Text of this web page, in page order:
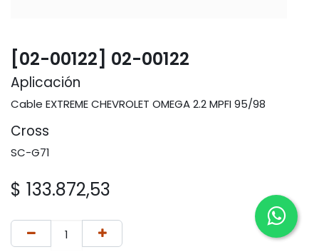
[02-00122] 02-00122
Aplicación
Cable EXTREME CHEVROLET OMEGA 2.2 MPFI 95/98
Cross
SC-G71
$ 133.872,53